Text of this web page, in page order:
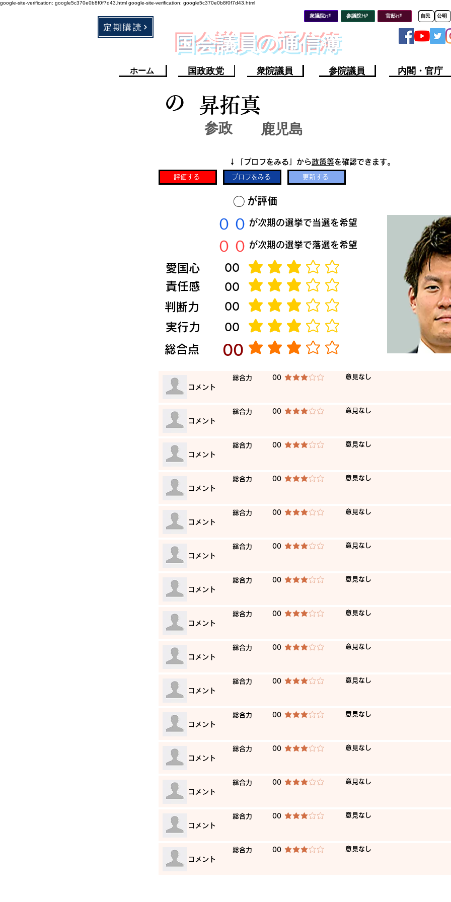
google-site-verification: google5c370e0b8f0f7d43.html google-site-verification: google5c370e0b8f0f7d43.html
定期購読
衆議院HP 参議院HP
​国会議員の通信簿
ホーム 国政政党 衆院議員 参院議員
官邸HP 自民 公明
内閣・官庁
の 昇拓真
参政 鹿児島
​↓「プロフをみる」から政策等を確認できます。
評価する プロフをみる 更新する
​〇​
​００
​００
​愛国心 ​00
​責任感
​判断力
​00
​00
​が評価
​が次期の選挙で当選を希望
​が次期の選挙で落選を希望
平均評価 3 /5
平均評価 3 /5
平均評価 3 /5
​実行力 ​00
​総合点 ​00
平均評価 3 /5
平均評価 3 /5
​総合力 00 平均評価 3 /5 ​意見なし
​コメント
​総合力 00 平均評価 3 /5 ​意見なし
​コメント
​総合力 00 平均評価 3 /5 ​意見なし
​コメント
​総合力 00 平均評価 3 /5 ​意見なし
​コメント
​総合力 00 平均評価 3 /5 ​意見なし
​コメント
​総合力 00 平均評価 3 /5 ​意見なし
​コメント
​総合力 00 平均評価 3 /5 ​意見なし
​コメント
​総合力 00 平均評価 3 /5 ​意見なし
​コメント
​総合力 00 平均評価 3 /5 ​意見なし
​コメント
​総合力 00 平均評価 3 /5 ​意見なし
​コメント
​総合力 00 平均評価 3 /5 ​意見なし
​コメント
​総合力 00 平均評価 3 /5 ​意見なし
​コメント
​総合力 00 平均評価 3 /5 ​意見なし
​コメント
​総合力 00 平均評価 3 /5 ​意見なし
​コメント
​総合力 00 平均評価 3 /5 ​意見なし
​コメント